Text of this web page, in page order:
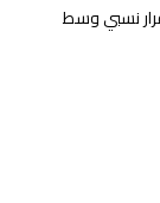
نسبي وسط